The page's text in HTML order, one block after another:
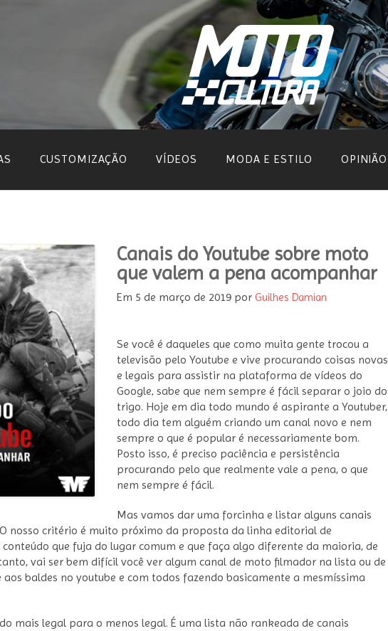
CUSTOMIZAÇÃO VÍDEOS MODA E ESTILO OPINIÃO
Canais do Youtube sobre moto
que valem a pena acompanhar
Em 5 de março de 2019 por Guilhes Damian
Se você é daqueles que como muita gente trocou a
televisão pelo Youtube e vive procurando coisas novas
e legais para assistir na plataforma de vídeos do
Google, sabe que nem sempre é fácil separar o joio do
trigo. Hoje em dia todo mundo é aspirante a Youtuber,
todo dia tem alguém criando um canal novo e nem
sempre o que é popular é necessariamente bom.
Posto isso, é preciso paciência e persistência
procurando pelo que realmente vale a pena, o que
nem sempre é fácil.
Mas vamos dar uma forcinha e listar alguns canais
nosso critério é muito próximo da proposta da linha editorial de
que fuja do lugar comum e que faça algo diferente da maioria, de
vai ser bem difícil você ver algum canal de moto filmador na lista ou de
aos baldes no youtube e com todos fazendo basicamente a mesmíssima
mais legal para o menos legal. É uma lista não rankeada de canais